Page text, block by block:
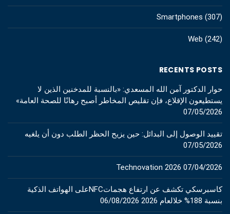
Smartphones (307)
Web (242)
RECENTS POSTS
حوار الدكتور آمن الله المسعدي: «بالنسبة للمدخنين الذين لا
يستطيعون الإقلاع، فإن تقليص المخاطر أصبح رهانًا للصحة العامة»
07/05/2026
تقييد الوصول إلى البدائل: حين يزيح الحظر الطلب دون أن يلغيه
07/05/2026
Technovation 2026 07/04/2026
كاسبرسكي تكشف عن ارتفاع هجماتNFCعلى الهواتف الذكية
بنسبة 188% خلالعام 2026
06/08/2026